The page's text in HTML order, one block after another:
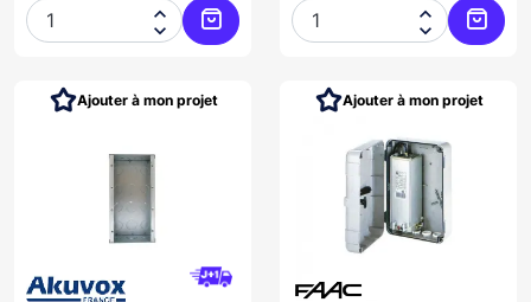


Ajouter au panier


Ajouter à mon projet Ajouter à mon projet